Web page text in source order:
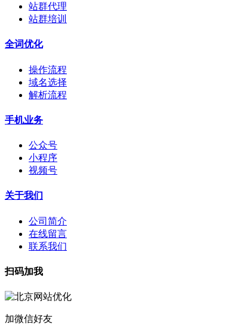
站群代理
站群培训
全词优化
操作流程
域名选择
解析流程
手机业务
公众号
小程序
视频号
关于我们
公司简介
在线留言
联系我们
扫码加我
加微信好友